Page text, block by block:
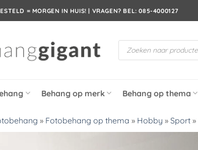
= MORGEN IN HUIS! | VRAGEN? BEL: 085-4000127
Producten
zoeken
Behang op merk Behang op thema
» Fotobehang op thema » Hobby » Sport »